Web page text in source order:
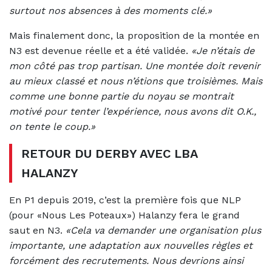
surtout nos absences à des moments clé.»
Mais finalement donc, la proposition de la montée en
N3 est devenue réelle et a été validée. «Je n’étais de
mon côté pas trop partisan. Une montée doit revenir
au mieux classé et nous n’étions que troisièmes. Mais
comme une bonne partie du noyau se montrait
motivé pour tenter l’expérience, nous avons dit O.K.,
on tente le coup.»
RETOUR DU DERBY AVEC LBA
HALANZY
En P1 depuis 2019, c’est la première fois que NLP
(pour «Nous Les Poteaux») Halanzy fera le grand
saut en N3. «Cela va demander une organisation plus
importante, une adaptation aux nouvelles règles et
forcément des recrutements. Nous devrions ainsi